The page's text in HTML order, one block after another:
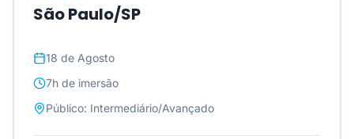
São Paulo/SP
18 de Agosto
7h de imersão
Público: Intermediário/Avançado